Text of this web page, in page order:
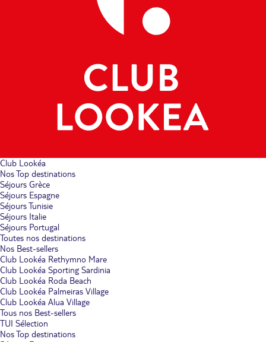
Club Lookéa
Nos Top destinations
Séjours Grèce
Séjours Espagne
Séjours Tunisie
Séjours Italie
Séjours Portugal
Toutes nos destinations
Nos Best-sellers
Club Lookéa Rethymno Mare
Club Lookéa Sporting Sardinia
Club Lookéa Roda Beach
Club Lookéa Palmeiras Village
Club Lookéa Alua Village
Tous nos Best-sellers
TUI Sélection
Nos Top destinations